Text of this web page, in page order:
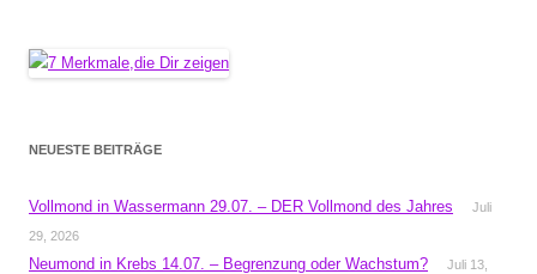
NEUESTE BEITRÄGE
Vollmond in Wassermann 29.07. – DER Vollmond des Jahres
Juli
29, 2026
Neumond in Krebs 14.07. – Begrenzung oder Wachstum?
Juli 13,